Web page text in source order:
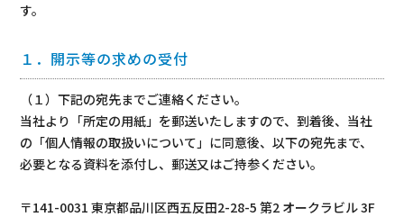
す。
１．開示等の求めの受付
（１）下記の宛先までご連絡ください。
当社より「所定の用紙」を郵送いたしますので、到着後、当社
の「個人情報の取扱いについて」に同意後、以下の宛先まで、
必要となる資料を添付し、郵送又はご持参ください。
〒141-0031 東京都品川区西五反田2-28-5 第2 オークラビル 3F